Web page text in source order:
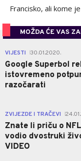
Francisko, ali kome
MOŽDA ĆE VAS
VIJESTI 30.01.2020.
Google Superbol
istovremeno
razočarati
ZVIJEZDE I TRAČEVI
Znate li priču o
vodio dvostruki
VIDEO